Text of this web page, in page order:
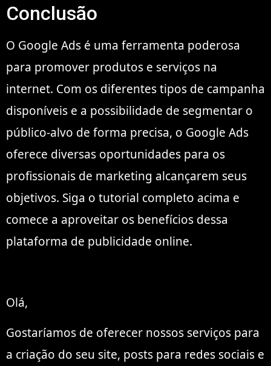
Conclusão
O Google Ads é uma ferramenta poderosa
para promover produtos e serviços na
internet. Com os diferentes tipos de campanha
disponíveis e a possibilidade de segmentar o
público-alvo de forma precisa, o Google Ads
oferece diversas oportunidades para os
profissionais de marketing alcançarem seus
objetivos. Siga o tutorial completo acima e
comece a aproveitar os benefícios dessa
plataforma de publicidade online.
Olá,
Gostaríamos de oferecer nossos serviços para
a criação do seu site, posts para redes sociais e